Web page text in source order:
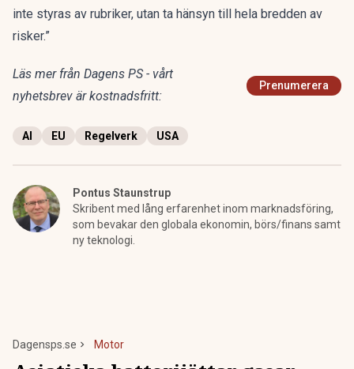
inte styras av rubriker, utan ta hänsyn till hela bredden av
risker.”
Läs mer från Dagens PS - vårt
nyhetsbrev är kostnadsfritt:
Prenumerera
AI EU Regelverk USA
Pontus Staunstrup
Skribent med lång erfarenhet inom marknadsföring,
som bevakar den globala ekonomin, börs/finans samt
ny teknologi.
Dagensps.se Motor